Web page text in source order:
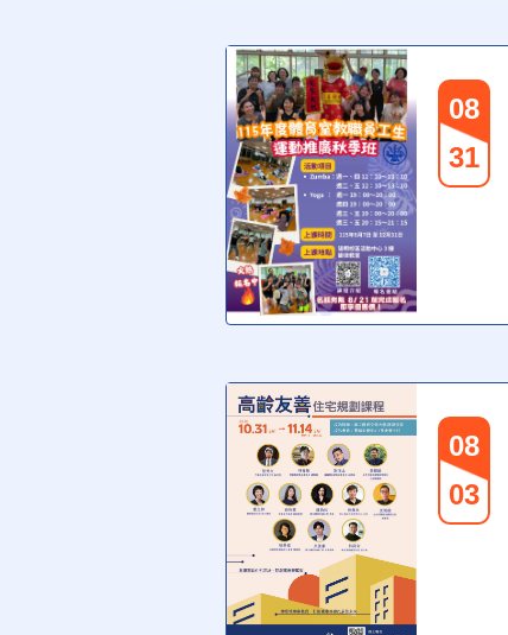
08
31
08
03